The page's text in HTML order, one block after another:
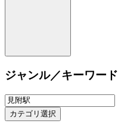
ジャンル／キーワード
カテゴリ選択